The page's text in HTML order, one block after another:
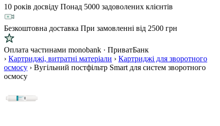
10 років досвіду Понад 5000 задоволених клієнтів
Безкоштовна доставка При замовленні від 2500 грн
Оплата частинами monobank · ПриватБанк
› Картриджі, витратні матеріали › Картриджі для зворотного
осмосу › Вугільний постфільтр Smart для систем зворотного
осмосу